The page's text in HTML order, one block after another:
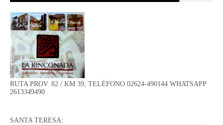
RUTA PROV. 82 / KM 39, TELÉFONO 02624-490144 WHATSAPP
2613349490
SANTA TERESA: